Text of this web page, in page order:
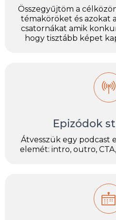
Összegyűjtöm a
témaköröket és azokat
csatornákat amik
hogy tisztább képet
Epizódok
Átvesszük egy podcast
elemét: intro, outro,